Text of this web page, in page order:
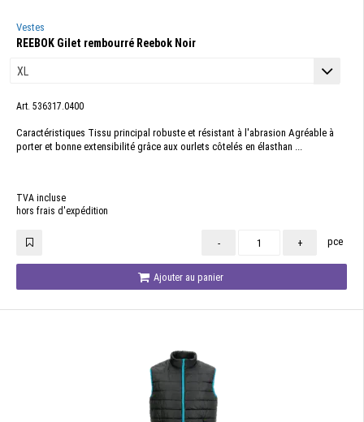
Vestes
REEBOK Gilet rembourré Reebok Noir
Art. 536317.0400
Caractéristiques Tissu principal robuste et résistant à l'abrasion Agréable à
porter et bonne extensibilité grâce aux ourlets côtelés en élasthan ...
TVA incluse
hors frais d'expédition
- + pce
Ajouter au panier